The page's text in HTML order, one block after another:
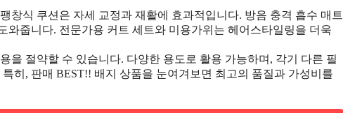
창식 쿠션은 자세 교정과 재활에 효과적입니다. 방음 충격 흡수 매트
와줍니다. 전문가용 커트 세트와 미용가위는 헤어스타일링을 더욱
을 절약할 수 있습니다. 다양한 용도로 활용 가능하며, 각기 다른 필
히, 판매 BEST!! 배지 상품을 눈여겨보면 최고의 품질과 가성비를